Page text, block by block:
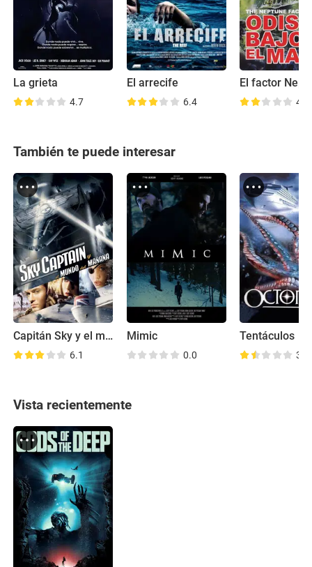
La grieta
4.7
El arrecife
6.4
El factor
4.4
También te puede interesar
Capitán Sky y el mundo del mañana
6.1
Mimic
0.0
Tentáculos
3.1
Vista recientemente